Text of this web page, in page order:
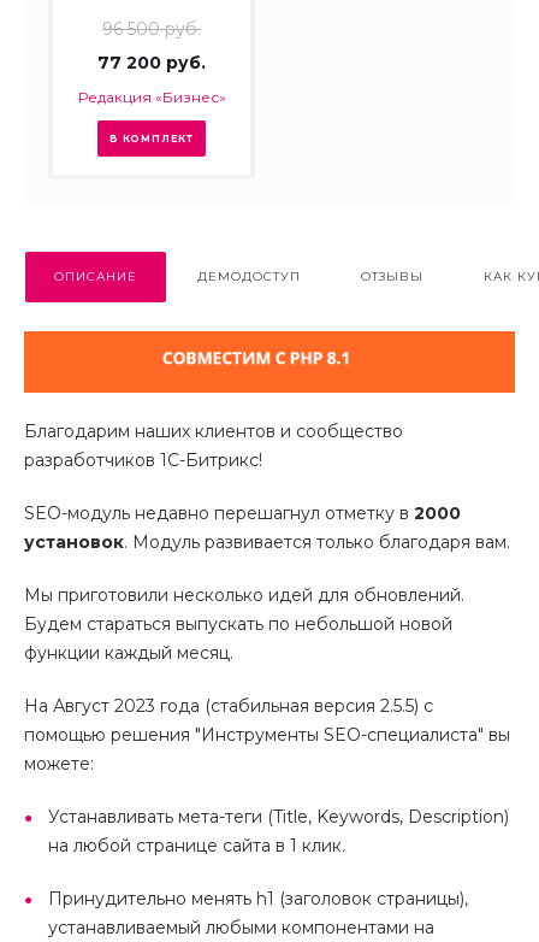
96 500 руб.
77 200 руб.
Редакция «Бизнес»
В КОМПЛЕКТ
ОПИСАНИЕ ДЕМОДОСТУП ОТЗЫВЫ КАК
Благодарим наших клиентов и сообщество
разработчиков 1С-Битрикс!
SEO-модуль недавно перешагнул отметку в 2000
установок. Модуль развивается только благодаря вам.
Мы приготовили несколько идей для обновлений.
Будем стараться выпускать по небольшой новой
функции каждый месяц.
На Август 2023 года (стабильная версия 2.5.5) с
помощью решения "Инструменты SEO-специалиста" вы
можете:
Устанавливать мета-теги (Title, Keywords, Description)
на любой странице сайта в 1 клик.
Принудительно менять h1 (заголовок страницы),
устанавливаемый любыми компонентами на